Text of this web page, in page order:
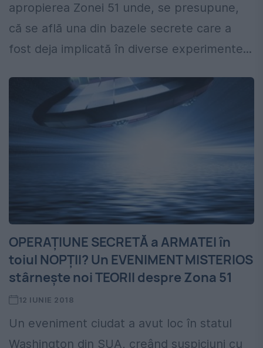
apropierea Zonei 51 unde, se presupune,
că se află una din bazele secrete care a
fost deja implicată în diverse experimente...
OPERAȚIUNE SECRETĂ a ARMATEI în
toiul NOPȚII? Un EVENIMENT MISTERIOS
stârnește noi TEORII despre Zona 51
12 IUNIE 2018
Un eveniment ciudat a avut loc în statul
Washington din SUA, creând suspiciuni cu